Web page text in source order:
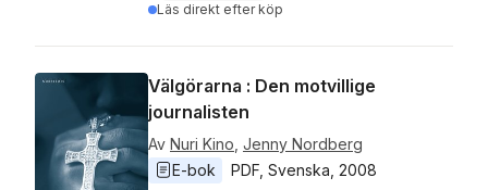
Läs direkt efter köp
Välgörarna : Den motvillige
journalisten
Av Nuri Kino Jenny Nordberg
E-bok
PDF Svenska 2008